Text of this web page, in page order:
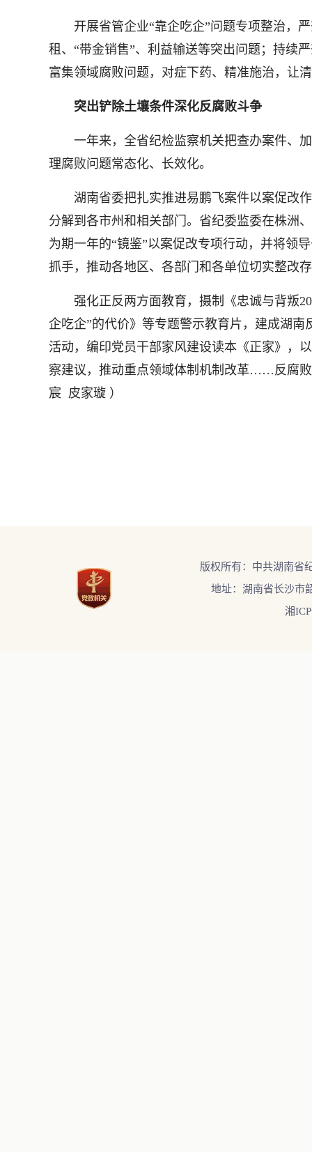
开展省管企业“靠企吃企”问题专项整治，严
租、“带金销售”、利益输送等突出问题；持
富集领域腐败问题，对症下药、精准施治，让
突出铲除土壤条件深化反腐败斗争
一年来，全省纪检监察机关把查办案件、加
理腐败问题常态化、长效化。
湖南省委把扎实推进易鹏飞案件以案促改作
分解到各市州和相关部门。省纪委监委在株洲
为期一年的“镜鉴”以案促改专项行动，并将领
抓手，推动各地区、各部门和各单位切实整改
强化正反两方面教育，摄制《忠诚与背叛
企吃企”的代价》等专题警示教育片，建成湖南
活动，编印党员干部家风建设读本《正家》，
察建议，推动重点领域体制机制改革……反腐
宸 皮家璇 ）
版权所有：中共湖南省
地址：湖南省长沙市
湘